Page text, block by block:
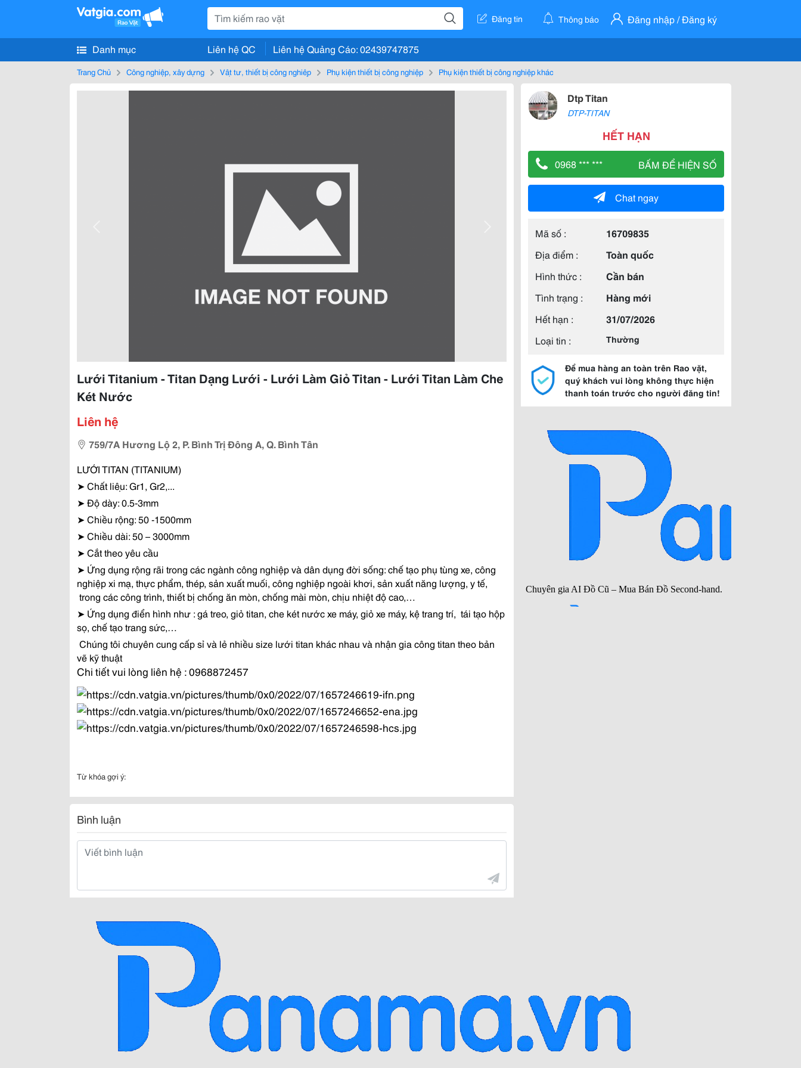
Đăng tin Thông báo Đăng nhập / Đăng ký
Danh mục Liên hệ QC Liên hệ Quảng Cáo: 02439747875
Trang Chủ Công nghiệp, xây dựng Vật tư, thiết bị công nghiệp Phụ kiện thiết bị công nghiệp Phụ kiện thiết bị công nghiệp khác
Lưới Titanium - Titan Dạng Lưới - Lưới Làm Giỏ Titan - Lưới Titan Làm Che
Két Nước
Liên hệ
759/7A Hương Lộ 2, P. Bình Trị Đông A, Q. Bình Tân
LƯỚI TITAN (TITANIUM)
➤Chất liệu: Gr1, Gr2,...
➤Độ dày: 0.5-3mm
➤Chiều rộng: 50 -1500mm
➤Chiều dài: 50 – 3000mm
➤ Cắt theo yêu cầu
➤ Ứng dụng rộng rãi trong các ngành công nghiệp và dân dụng đời sống: chế tạo phụ tùng xe, công
nghiệp xi mạ, thực phẩm, thép, sản xuất muối, công nghiệp ngoài khơi, sản xuất năng lượng, y tế,
trong các công trình, thiết bị chống ăn mòn, chống mài mòn, chịu nhiệt độ cao,…
➤ Ứng dụng điển hình như : gá treo, giỏ titan, che két nước xe máy, giỏ xe máy, kệ trang trí, tái tạo hộp
sọ, chế tạo trang sức,…
Chúng tôi chuyên cung cấp sỉ và lẻ nhiều size lưới titan khác nhau và nhận gia công titan theo bản
vẽ kỹ thuật
Chi tiết vui lòng liên hệ : 0968872457
Từ khóa gợi ý:
Bình luận
Dtp Titan
DTP-TITAN
HẾT HẠN
0968 *** *** BẤM ĐỂ HIỆN SỐ
Chat ngay
Mã số :
16709835
Địa điểm :
Toàn quốc
Hình thức :
Cần bán
Tình trạng :
Hàng mới
Hết hạn :
31/07/2026
Loại tin :
Thường
Để mua hàng an toàn trên Rao vặt,
quý khách vui lòng không thực hiện
thanh toán trước cho người đăng tin!